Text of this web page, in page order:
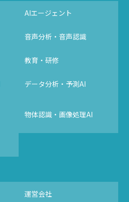
AIエージェント
音声分析・音声認識
教育・研修
データ分析・予測AI
物体認識・画像処理AI
運営会社